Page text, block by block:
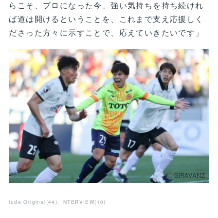
らこそ、プロになった今、強い気持ちを持ち続けれ
ば道は開けるということを、これまで支え応援しく
ださった方々に示すことで、応えていきたいです」
iuda Original (44 ) INTERVIEW( 10)